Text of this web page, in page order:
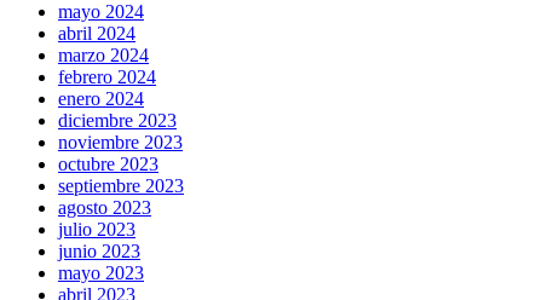
mayo 2024
abril 2024
marzo 2024
febrero 2024
enero 2024
diciembre 2023
noviembre 2023
octubre 2023
septiembre 2023
agosto 2023
julio 2023
junio 2023
mayo 2023
abril 2023